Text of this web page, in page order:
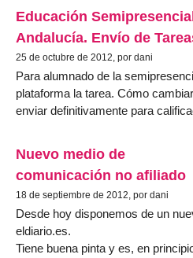
Educación
Andalucía. Envío de
25 de octubre de 2012, por dani
Para alumnado de la
plataforma la tarea. Cómo
enviar definitivamente para
Nuevo medio de
comunicación no afiliado
18 de septiembre de 2012, por dani
Desde hoy disponemos de un
eldiario.es.
Tiene buena pinta y es, en